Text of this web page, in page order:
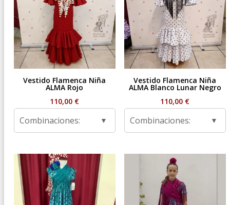
Vestido Flamenca Niña
ALMA Rojo
110,00 €
Combinaciones:
Vestido Flamenca Niña
ALMA Blanco Lunar Negro
110,00 €
Combinaciones: